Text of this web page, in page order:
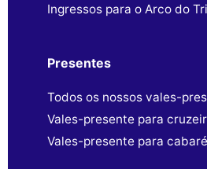
Ingressos para o Arco do
Presentes
Todos os nossos vales-
Vales-presente para
Vales-presente para